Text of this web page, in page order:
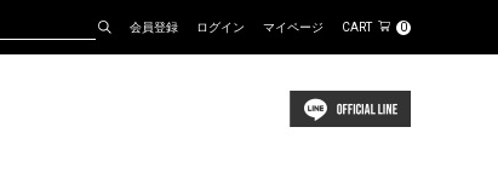
会員登録 ログイン マイページ CART 0